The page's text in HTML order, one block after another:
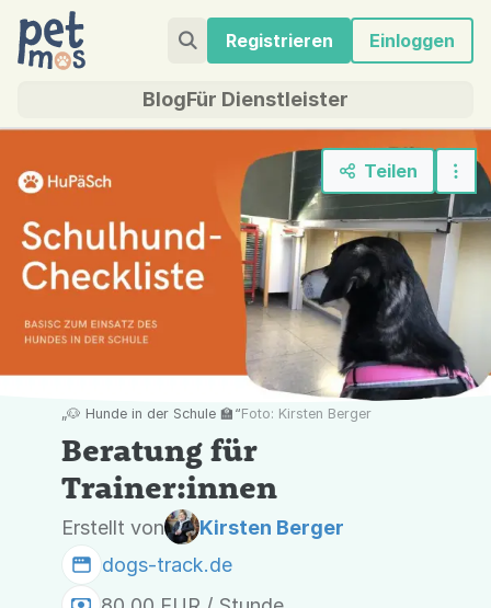
Registrieren Einloggen
BlogFür Dienstleister
Teilen
„🐶 Hunde in der Schule 🏫“Foto: Kirsten Berger
Beratung für
Trainer:innen
Erstellt von
Kirsten Berger
dogs-track.de